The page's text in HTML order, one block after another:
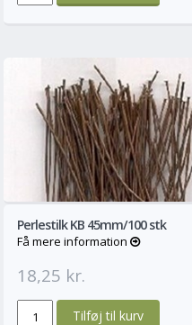
Mere
Perlestilk KB 45mm/100 stk
Få mere information
18,25 kr.